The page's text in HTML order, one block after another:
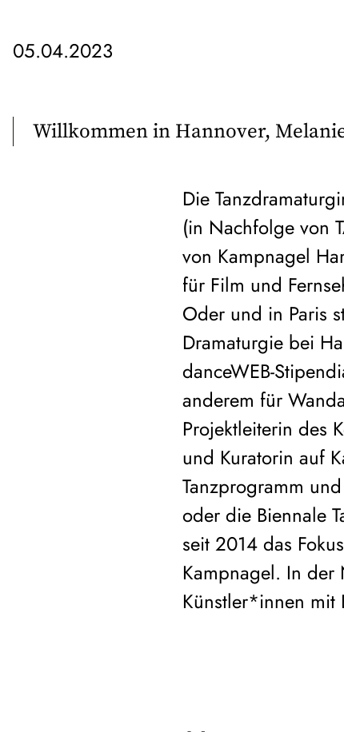
05.04.2023
Willkommen in Hannover,
Die
(in Nachfolge von
von Kampnagel
für Film und
Oder und in Paris
Dramaturgie bei
danceWEB-
anderem für
Projektleiterin des
und Kuratorin auf
Tanzprogramm
oder die Biennale
seit 2014 das
Kampnagel. In der
Künstler*innen mit